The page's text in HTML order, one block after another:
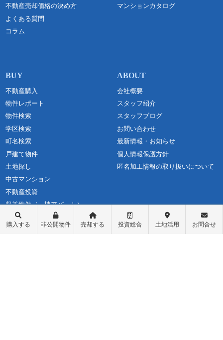
不動産売却価格の決め方
よくある質問
コラム
マンションカタログ
不動産購入
物件レポート
物件検索
学区検索
町名検索
戸建て物件
土地探し
中古マンション
不動産投資
収益物件（一棟アパート）
収益物件（オーナーチェンジ）
先行物件配信登録
会社概要
スタッフ紹介
スタッフブログ
お問い合わせ
最新情報・お知らせ
個人情報保護方針
匿名加工情報の取り扱いについて
購入する 非公開物件 売却する 投資総合 土地活用 お問合せ